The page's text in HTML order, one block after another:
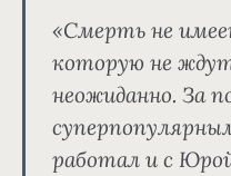
«Смерть не
которую не
неожиданно. За
работал и с